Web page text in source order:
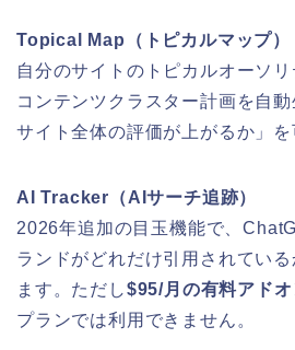
Topical Map（トピカルマップ）
自分のサイトのトピカルオーソ
コンテンツクラスター計画を自
サイト全体の評価が上がるか」を
AI Tracker（AIサーチ追跡）
2026年追加の目玉機能で、
ランドがどれだけ引用されてい
ます。ただし$95/月の有料アドオ
プランでは利用できません。